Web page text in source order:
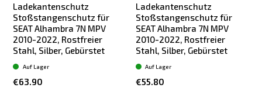
Ladekantenschutz
Stoßstangenschutz für
SEAT Alhambra 7N MPV
2010-2022, Rostfreier
Stahl, Silber, Gebürstet
€63.90
Auf Lager
Ladekantenschutz
Stoßstangenschutz für
SEAT Alhambra 7N MPV
2010-2022, Rostfreier
Stahl, Silber, Gebürstet
€55.80
Auf Lager